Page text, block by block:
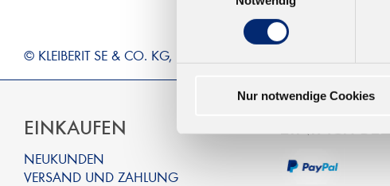
Nur notwendige Cookies
© KLEIBERIT SE & CO. KG, Max-Becker-Str. 4, 76356 Weingarten,
EINKAUFEN
NEUKUNDEN
VERSAND UND ZAHLUNG